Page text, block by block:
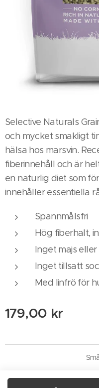
Selective Naturals
och mycket smakligt
hälsa hos marsvin.
fiberinnehåll och är
en naturlig diet som
innehåller essentiella
Spannmålsfri
Hög fiberhalt,
Inget majs eller
Inget tillsatt
Med linfrö för
179,00 kr